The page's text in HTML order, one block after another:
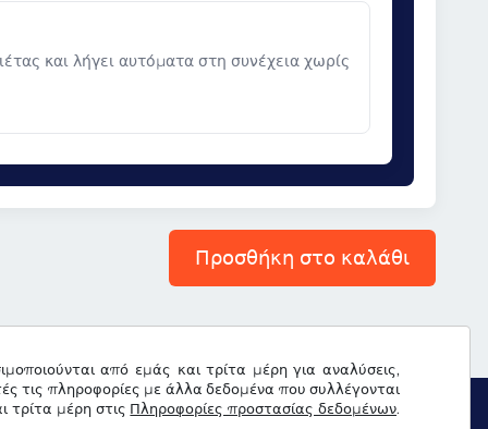
από εμάς και τρίτα μέρη για αναλύσεις,
τις πληροφορίες με άλλα δεδομένα που συλλέγονται
τρίτα μέρη στις Πληροφορίες προστασίας δεδομένων.
και λήγει αυτόματα στη συνέχεια χωρίς
Προσθήκη στο καλάθι